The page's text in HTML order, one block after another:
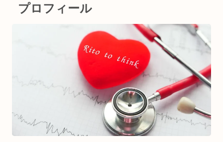
プロフィール